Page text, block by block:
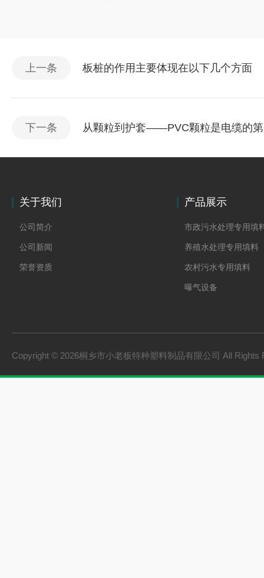
上一条 板桩的作用主要体现在以下几个方面
下一条 从颗粒到护套——PVC颗粒是电缆的
关于我们
公司简介
公司新闻
荣誉资质
产品展示
市政污水处理专用填
养殖水处理专用填料
农村污水专用填料
曝气设备
Copyright © 2026桐乡市小老板特种塑料制品有限公司 All